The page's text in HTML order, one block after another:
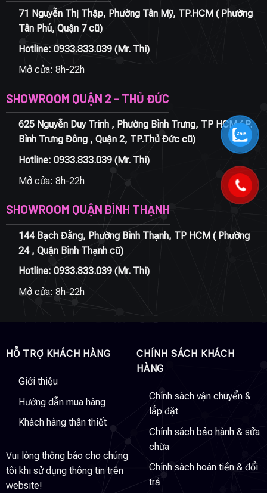
71 Nguyễn Thị Thập, Phường Tân Mỹ, TP.HCM ( Phường
Tân Phú, Quận 7 cũ)
Hotline: 0933.833.039(Mr. Thi)
Mở cửa: 8h-22h
SHOWROOM QUẬN 2 - THỦ ĐỨC
625 Nguyễn Duy Trinh , Phường Bình Trưng, TP HCM ( P.
Bình Trưng Đông , Quận 2, TP.Thủ Đức cũ)
Hotline: 0933.833.039(Mr. Thi)
Mở cửa: 8h-22h
SHOWROOM QUẬN BÌNH THẠNH
144 Bạch Đằng, Phường Bình Thạnh, TP HCM ( Phường
24 , Quận Bình Thạnh cũ)
Hotline: 0933.833.039(Mr. Thi)
Mở cửa: 8h-22h
HỖ TRỢ KHÁCH HÀNG
Giới thiệu
Hướng dẫn mua hàng
Khách hàng thân thiết
Vui lòng thông báo cho chúng
tôi khi sử dụng thông tin trên
website!
CHÍNH SÁCH KHÁCH
HÀNG
Chính sách vận chuyển &
lắp đặt
Chính sách bảo hành & sửa
chữa
Chính sách hoàn tiền & đổi
trả